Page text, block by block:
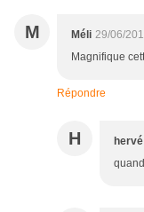
M Méli 29/06/
Magnifique
Répondre
H hervé